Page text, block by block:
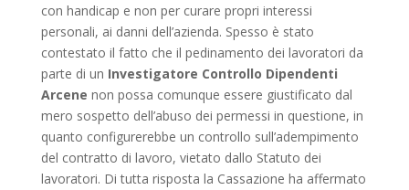
con handicap e non per curare propri interessi
personali, ai danni dell’azienda. Spesso è stato
contestato il fatto che il pedinamento dei lavoratori da
parte di un Investigatore Controllo Dipendenti
Arcene non possa comunque essere giustificato dal
mero sospetto dell’abuso dei permessi in questione, in
quanto configurerebbe un controllo sull’adempimento
del contratto di lavoro, vietato dallo Statuto dei
lavoratori. Di tutta risposta la Cassazione ha affermato